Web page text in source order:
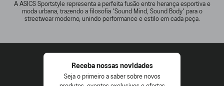
A ASICS Sportstyle representa a perfeita fusão entre herança esportiva e
moda urbana, trazendo a filosofia 'Sound Mind, Sound Body' para o
streetwear moderno, unindo performance e estilo em cada peça.
Receba nossas novidades
Seja o primeiro a saber sobre novos